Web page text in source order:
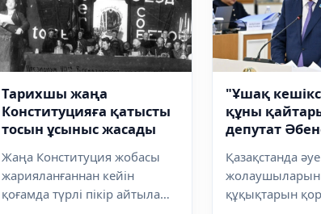
Тарихшы жаңа
Конституцияға қатысты
тосын ұсыныс жасады
Жаңа Конституция жобасы
жарияланғаннан кейін
қоғамда түрлі пікір айтыла
"Ұшақ
құны
депутат
Қазақстанда әуе
құқықтарын